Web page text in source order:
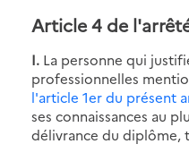
Article 4 de
I. La personne qui
professionnelles
l'article 1er du présent
ses connaissances au
délivrance du diplôme,